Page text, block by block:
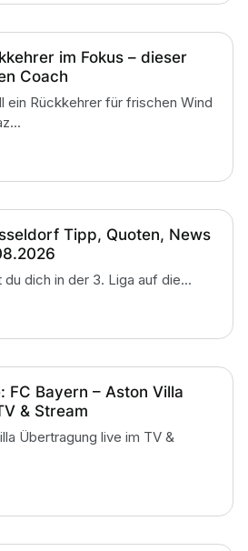
im Fokus – dieser
Coach
ein Rückkehrer für frischen Wind
Tipp, Quoten, News
du dich in der 3. Liga auf die...
FC Bayern – Aston Villa
& Stream
Übertragung live im TV &